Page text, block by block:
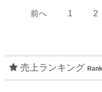
前へ 1 2
売上ランキング